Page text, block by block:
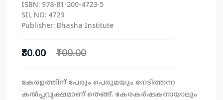
ISBN: 978-81-200-4723-5
SIL NO: 4723
Publisher: Bhasha Institute
₹80.00 ₹100.00
കേരളത്തിന് പേരും പെരുമയും നേടിത്തന്ന
കല്‍പ്പവൃക്ഷമാണ് തെങ്ങ്. കേരകര്‍ഷകനായാലും